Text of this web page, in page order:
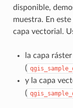
disponible,
muestra. En
capa vectorial.
la capa ráster
(
y la capa
(